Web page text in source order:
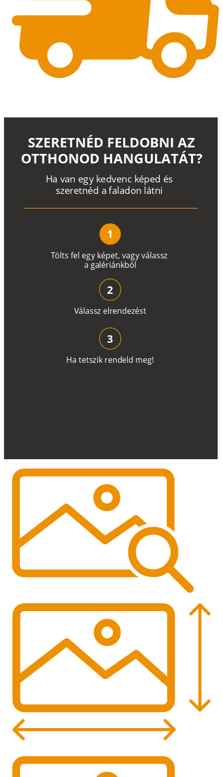
Tölts fel egy képet, vagyválassz
a galériánkból
Ha van egy kedvenc képed és
szeretnéd a faladon látni
SZERETNÉD FELDOBNI AZ
OTTHONOD HANGULATÁT?
1
Válassz elrendezést
2
Ha tetszik rendeld meg!
3